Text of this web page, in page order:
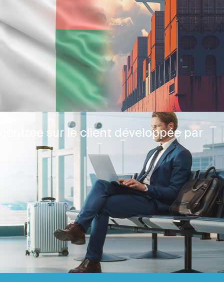
sur le client développée par